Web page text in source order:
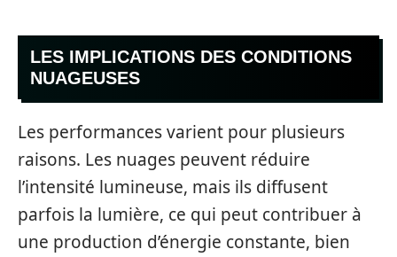
LES IMPLICATIONS DES CONDITIONS
NUAGEUSES
Les performances varient pour plusieurs
raisons. Les nuages peuvent réduire
l’intensité lumineuse, mais ils diffusent
parfois la lumière, ce qui peut contribuer à
une production d’énergie constante, bien